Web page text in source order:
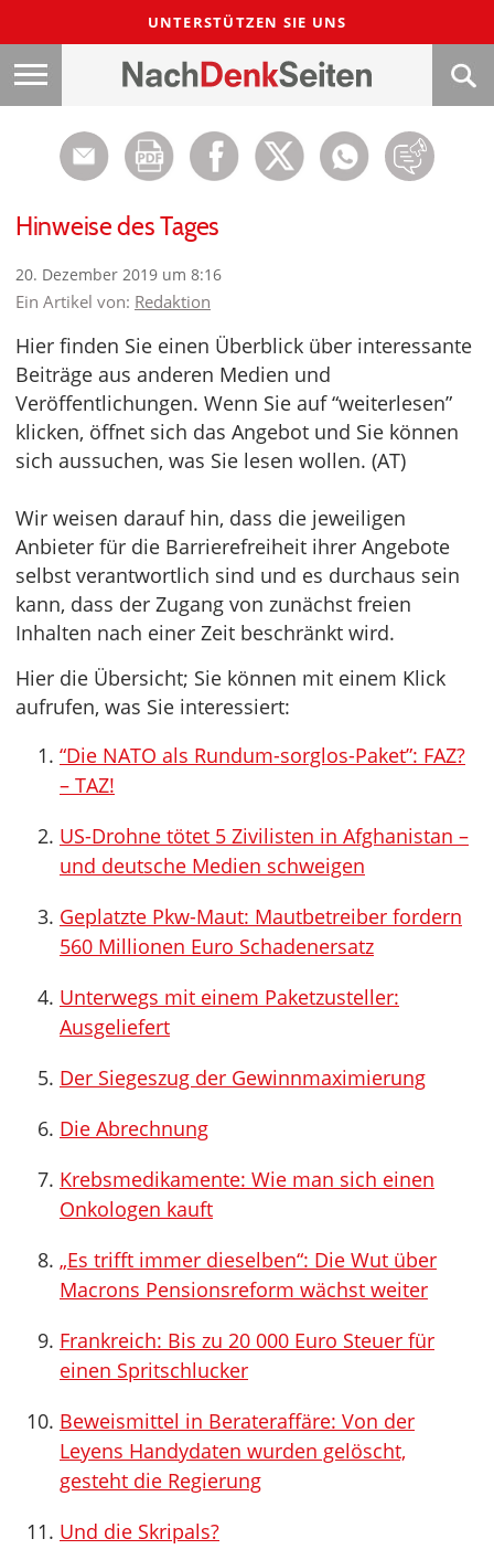
UNTERSTÜTZEN SIE UNS
Hinweise des Tages
20. Dezember 2019 um 8:16
Ein Artikel von: Redaktion
Hier finden Sie einen Überblick über interessante
Beiträge aus anderen Medien und
Veröffentlichungen. Wenn Sie auf “weiterlesen”
klicken, öffnet sich das Angebot und Sie können
sich aussuchen, was Sie lesen wollen. (AT)
Wir weisen darauf hin, dass die jeweiligen
Anbieter für die Barrierefreiheit ihrer Angebote
selbst verantwortlich sind und es durchaus sein
kann, dass der Zugang von zunächst freien
Inhalten nach einer Zeit beschränkt wird.
Hier die Übersicht; Sie können mit einem Klick
aufrufen, was Sie interessiert:
“Die NATO als Rundum-sorglos-Paket”: FAZ?
– TAZ!
US-Drohne tötet 5 Zivilisten in Afghanistan –
und deutsche Medien schweigen
Geplatzte Pkw-Maut: Mautbetreiber fordern
560 Millionen Euro Schadenersatz
Unterwegs mit einem Paketzusteller:
Ausgeliefert
Der Siegeszug der Gewinnmaximierung
Die Abrechnung
Krebsmedikamente: Wie man sich einen
Onkologen kauft
„Es trifft immer dieselben“: Die Wut über
Macrons Pensionsreform wächst weiter
Frankreich: Bis zu 20 000 Euro Steuer für
einen Spritschlucker
Beweismittel in Berateraffäre: Von der
Leyens Handydaten wurden gelöscht,
gesteht die Regierung
Und die Skripals?